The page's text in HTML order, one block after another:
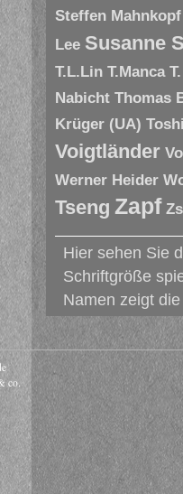
Steffen
Lee Susanne
T.L.Lin T.Manca
Nabicht Thomas
Krüger (UA)
Voigtländer
Werner Heider
Tseng Zapf
Hier sehen Sie
Schriftgröße
Namen zeigt
co.